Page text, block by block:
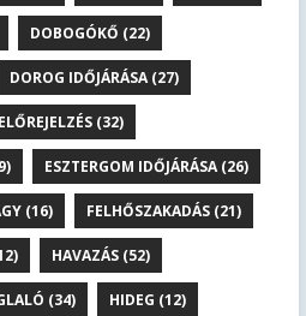
DOBOGÓKŐ (22)
DOROG IDŐJÁRÁSA(27)
ELŐREJELZÉS(32)
ESZTERGOM IDŐJÁRÁSA(26)
(16) FELHŐSZAKADÁS(21)
HAVAZÁS(52)
(34) HIDEG (12)